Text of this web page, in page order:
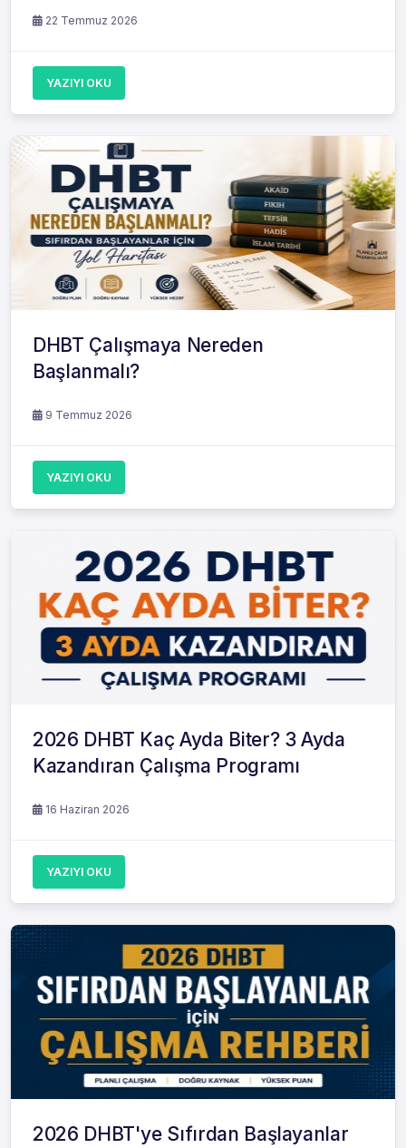
22 Temmuz 2026
YAZIYI OKU
DHBT Çalışmaya Nereden
Başlanmalı?
9 Temmuz 2026
YAZIYI OKU
2026 DHBT Kaç Ayda Biter? 3 Ayda
Kazandıran Çalışma Programı
16 Haziran 2026
YAZIYI OKU
2026 DHBT'ye Sıfırdan Başlayanlar